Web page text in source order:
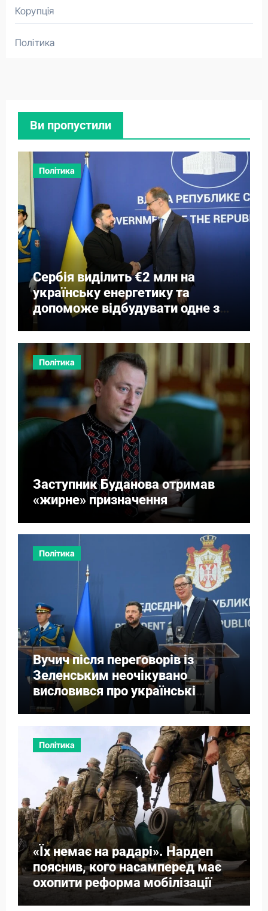
Корупція
Політика
Ви пропустили
Політика
Сербія виділить €2 млн на
українську енергетику та
допоможе відбудувати одне з
міст
Політика
Заступник Буданова отримав
«жирне» призначення
Політика
Вучич після переговорів із
Зеленським неочікувано
висловився про українські
території
Політика
«Їх немає на радарі». Нардеп
пояснив, кого насамперед має
охопити реформа мобілізації